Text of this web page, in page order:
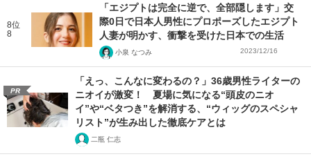
8位
8
「エジプトは完全に逆で、全部隠します」交
際0日で日本人男性にプロポーズしたエジプト
人妻が明かす、衝撃を受けた日本での生活
小泉 なつみ 2023/12/16
PR
「えっ、こんなに変わるの？」36歳男性ライターの
ニオイが激変！ 夏場に気になる“頭皮のニオ
イ”や“ベタつき”を解消する、“ウィッグのスペシャ
リスト”が生み出した徹底ケアとは
二瓶 仁志